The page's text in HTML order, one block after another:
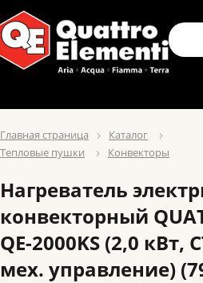
Главная страница
Каталог
Тепловые пушки
Конвекторы
Нагреватель
конвекторный
QE-2000KS (2,0 кВт,
мех. управление)